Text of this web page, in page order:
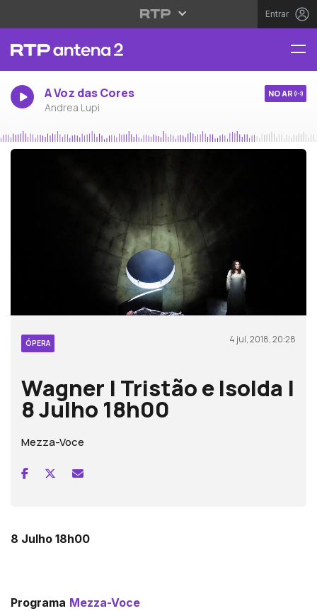
Entrar
A Voz das Cores
Andrea Lupi
NO AR
ÓPERA 4 jul, 2018, 20:28
Wagner | Tristão e Isolda |
8 Julho 18h00
Mezza-Voce
8 Julho 18h00
Programa Mezza-Voce